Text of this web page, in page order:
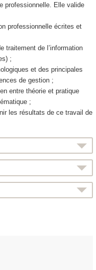
professionnelle. Elle valide
professionnelle écrites et
traitement de l’information
;
et des principales
de gestion ;
entre théorie et pratique
;
les résultats de ce travail de